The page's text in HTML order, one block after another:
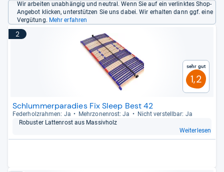
Wir arbeiten unabhängig und neutral. Wenn Sie auf ein verlinktes Shop-
Angebot klicken, unterstützen Sie uns dabei. Wir erhalten dann ggf. eine
Vergütung. Mehr erfahren
2
Sehr gut
1,2
Schlummerparadies Fix Sleep Best 42
Feder­holz­rah­men: Ja Mehr­zo­nen­rost: Ja
Nicht ver­stell­bar: Ja
Robus­ter Lat­ten­rost aus Mas­siv­holz
Weiterlesen